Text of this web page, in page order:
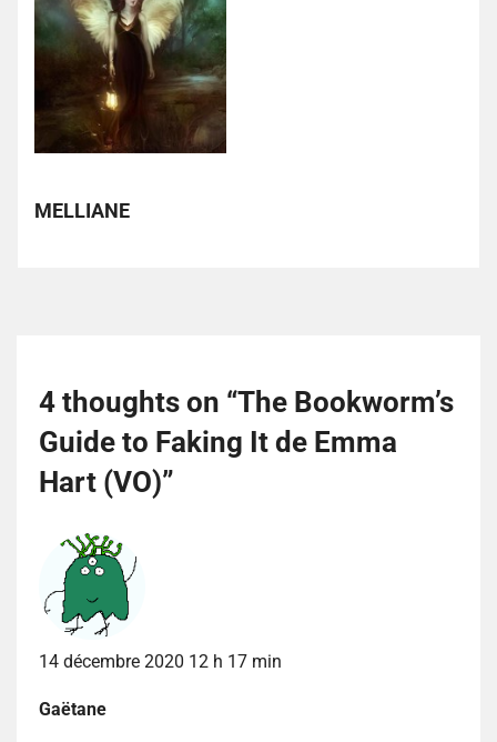
MELLIANE
4 thoughts on “The Bookworm’s
Guide to Faking It de Emma
Hart (VO)”
14 décembre 2020 12 h 17 min
Gaëtane